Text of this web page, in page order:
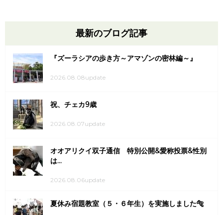
最新のブログ記事
『ズーラシアの歩き方～アマゾンの密林編～』
2026.08.08update
祝、チェカ9歳
2026.08.07update
オオアリクイ双子通信 特別公開&愛称投票&性別
は...
2026.08.06update
夏休み宿題教室（５・６年生）を実施しました🐅